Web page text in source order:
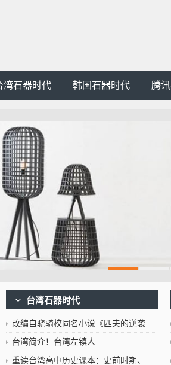
湾石器时代 韩国石器时代 腾
梦幻西游超级泡
飞跃茶卡天空
7163 [
9月9日，正在乌兰县体裁旅
西逛和青海茶卡镇天空之
文旅计谋合做暨盐文化推广
式举行。乌兰县体裁广电旅
销担任人邱天颁发了启动典
长...
台湾石器时代
改编自骁骑校同名小说《匹夫的逆袭》筹拍中铁器时代小说
台湾简介！台湾左镇人
重读台湾高中历史课本：史前时期、荷西时期、明郑时期－事件年表2022年10月25日台湾左镇人